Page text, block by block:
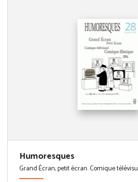
Humoresques
Grand Écran, petit écran. Comique